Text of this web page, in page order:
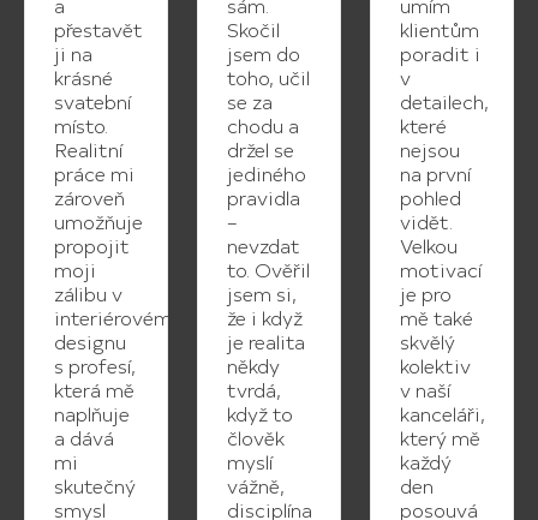
přestavět
ji na
krásné
svatební
místo.
Realitní
práce mi
zároveň
umožňuje
propojit
moji
zálibu v
interiérovém
designu
s profesí,
která mě
naplňuje
a dává
mi
skutečný
smysl
Skočil
jsem do
toho, učil
se za
chodu a
držel se
jediného
pravidla
–
nevzdat
to. Ověřil
jsem si,
že i když
je realita
někdy
tvrdá,
když to
člověk
myslí
vážně,
disciplína
klientům
poradit i
v
detailech,
které
nejsou
na první
pohled
vidět.
Velkou
motivací
je pro
mě také
skvělý
kolektiv
v naší
kanceláři,
který mě
každý
den
posouvá